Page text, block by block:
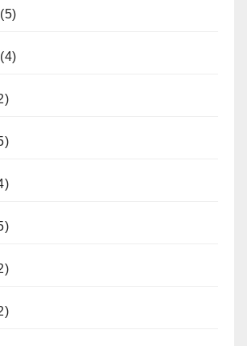
(5)
(4)